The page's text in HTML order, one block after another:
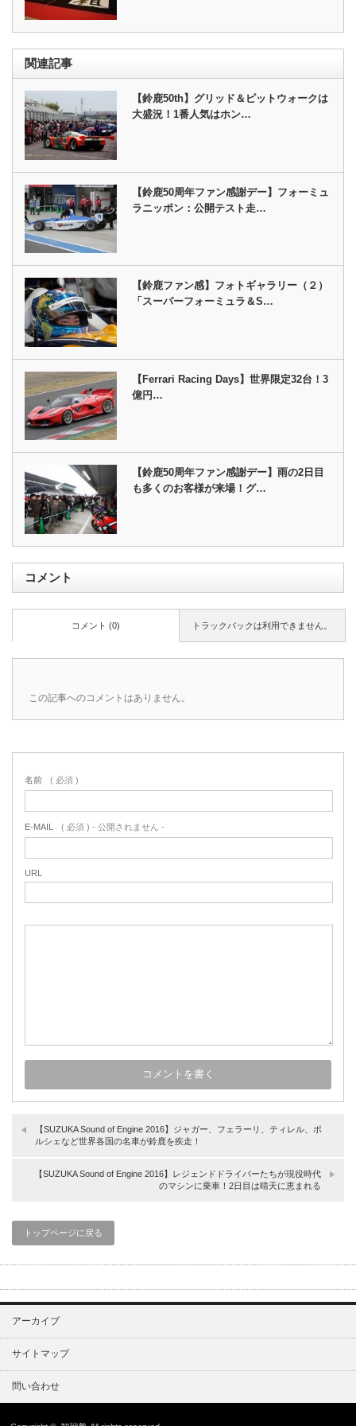
関連記事
【鈴鹿50th】グリッド＆ピットウォークは
大盛況！1番人気はホン…
【鈴鹿50周年ファン感謝デー】フォーミュ
ラニッポン：公開テスト走…
【鈴鹿ファン感】フォトギャラリー（２）
「スーパーフォーミュラ＆S…
【Ferrari Racing Days】世界限定32台！3
億円…
【鈴鹿50周年ファン感謝デー】雨の2日目
も多くのお客様が来場！グ…
コメント
トラックバックは利用できません。
コメント (0)
この記事へのコメントはありません。
名前 ( 必須 )
E-MAIL ( 必須 ) - 公開されません -
URL
【SUZUKA Sound of Engine 2016】ジャガー、フェラーリ、ティレル、ポ
ルシェなど世界各国の名車が鈴鹿を疾走！
【SUZUKA Sound of Engine 2016】レジェンドドライバーたちが現役時代
のマシンに乗車！2日目は晴天に恵まれる
トップページに戻る
アーカイブ
サイトマップ
問い合わせ